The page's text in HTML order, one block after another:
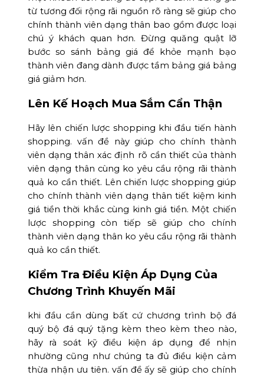
từ tương đối rộng rãi nguồn rõ ràng sẽ giúp cho
chính thành viên dạng thân bao gồm được loại
chú ý khách quan hơn. Đừng quăng quật lỡ
bước so sánh bảng giá để khỏe mạnh bạo
thành viên đang dành được tầm bảng giá bảng
giá giảm hơn.
Lên Kế Hoạch Mua Sắm Cẩn Thận
Hãy lên chiến lược shopping khi đầu tiến hành
shopping. vấn đề này giúp cho chính thành
viên dạng thân xác định rõ cần thiết của thành
viên dạng thân cùng ko yêu cầu rộng rãi thành
quả ko cần thiết. Lên chiến lược shopping giúp
cho chính thành viên dạng thân tiết kiệm kinh
giá tiền thời khắc cùng kinh giá tiền. Một chiến
lược shopping còn tiếp sẽ giúp cho chính
thành viên dạng thân ko yêu cầu rộng rãi thành
quả ko cần thiết.
Kiểm Tra Điều Kiện Áp Dụng Của
Chương Trình Khuyến Mãi
khi đầu cần dùng bất cứ chương trình bộ đá
quý bộ đá quý tặng kèm theo kèm theo nào,
hãy rà soát kỹ điều kiện áp dụng để nhịn
nhường cũng như chúng ta đủ điều kiện cảm
thừa nhận ưu tiên. vấn đề ấy sẽ giúp cho chính